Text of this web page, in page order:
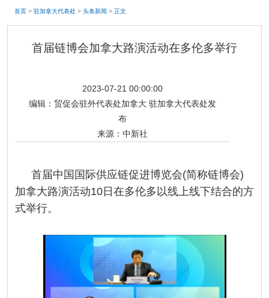
首页 > 驻加拿大代表处 > 头条新闻 > 正文
首届链博会加拿大路演活动在多伦多举行
2023-07-21 00:00:00
编辑： 贸促会驻外代表处加拿大 驻加拿大代表处发
布
来源： 中新社
首届中国国际供应链促进博览会(简称链博会)
加拿大路演活动10日在多伦多以线上线下结合的方
式举行。